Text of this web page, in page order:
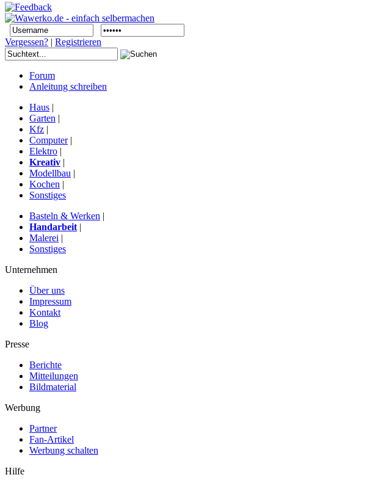
Vergessen? | Registrieren
Forum
Anleitung schreiben
Haus |
Garten |
Kfz |
Computer|
Elektro |
Kreativ |
Modellbau |
Kochen |
Sonstiges
Basteln & Werken |
Handarbeit |
Malerei |
Sonstiges
Unternehmen
Über uns
Impressum
Kontakt
Blog
Presse
Berichte
Mitteilungen
Bildmaterial
Werbung
Partner
Fan-Artikel
Werbung schalten
Hilfe